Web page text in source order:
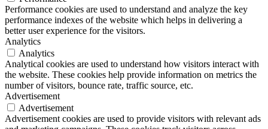
Performance cookies are used to understand and analyze the key
performance indexes of the website which helps in delivering a
better user experience for the visitors.
Analytics
Analytics
Analytical cookies are used to understand how visitors interact with
the website. These cookies help provide information on metrics the
number of visitors, bounce rate, traffic source, etc.
Advertisement
Advertisement
Advertisement cookies are used to provide visitors with relevant ads